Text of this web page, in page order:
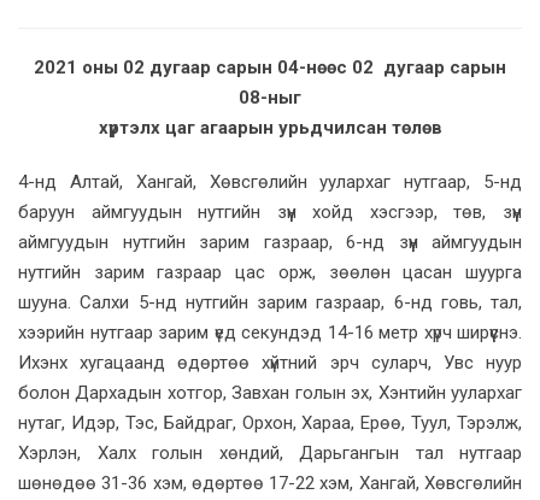
2021 оны 02 дугаар сарын 04-нөөс 02 дугаар сарын
08-ныг
хүртэлх цаг агаарын урьдчилсан төлөв
4-нд Алтай, Хангай, Хөвсгөлийн уулархаг нутгаар, 5-нд
баруун аймгуудын нутгийн зүүн хойд хэсгээр, төв, зүүн
аймгуудын нутгийн зарим газраар, 6-нд зүүн аймгуудын
нутгийн зарим газраар цас орж, зөөлөн цасан шуурга
шууна. Салхи 5-нд нутгийн зарим газраар, 6-нд говь, тал,
хээрийн нутгаар зарим үед секундэд 14-16 метр хүрч ширүүснэ.
Ихэнх хугацаанд өдөртөө хүйтний эрч суларч, Увс нуур
болон Дархадын хотгор, Завхан голын эх, Хэнтийн уулархаг
нутаг, Идэр, Тэс, Байдраг, Орхон, Хараа, Ерөө, Туул, Тэрэлж,
Хэрлэн, Халх голын хөндий, Дарьгангын тал нутгаар
шөнөдөө 31-36 хэм, өдөртөө 17-22 хэм, Хангай, Хөвсгөлийн